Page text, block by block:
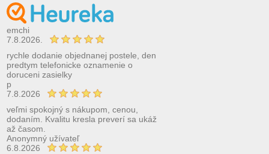
emchi
7.8.2026.
rychle dodanie objednanej postele, den
predtym telefonicke oznamenie o
doruceni zasielky
p
7.8.2026
veľmi spokojný s nákupom, cenou,
dodaním. Kvalitu kresla preverí sa ukáž
až časom.
Anonymný užívateľ
6.8.2026